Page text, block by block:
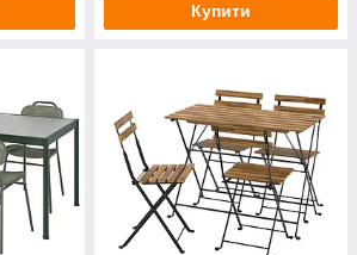
Купити